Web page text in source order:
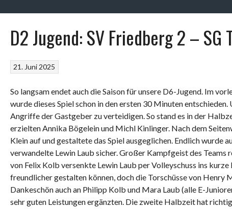
D2 Jugend: SV Friedberg 2 –
21. Juni 2025
So langsam endet auch die Saison für unsere D6-Jugend. Im
wurde dieses Spiel schon in den ersten 30 Minuten
Angriffe der Gastgeber zu verteidigen. So stand es in der
erzielten Annika Bögelein und Michl Kinlinger. Nach dem
Klein auf und gestaltete das Spiel ausgeglichen. Endlich
verwandelte Lewin Laub sicher. Großer Kampfgeist des Teams
von Felix Kolb versenkte Lewin Laub per Volleyschuss ins
freundlicher gestalten können, doch die Torschüsse von Henry
Dankeschön auch an Philipp Kolb und Mara Laub (alle E-
sehr guten Leistungen ergänzten. Die zweite Halbzeit hat